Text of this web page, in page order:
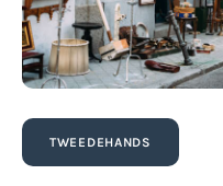
Tweedehands
TWEEDEHANDS